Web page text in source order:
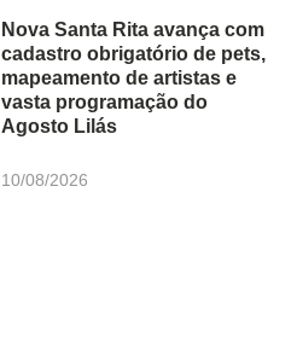
Nova Santa Rita avança com
cadastro obrigatório de pets,
mapeamento de artistas e
vasta programação do
Agosto Lilás
10/08/2026